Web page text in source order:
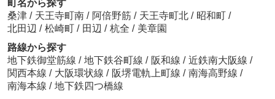
町名から探す
桑津 / 天王寺町南 / 阿倍野筋 / 天王寺町北 / 昭和町 /
北田辺 / 松崎町 / 田辺 / 杭全 / 美章園
路線から探す
地下鉄御堂筋線 / 地下鉄谷町線 / 阪和線 / 近鉄南大阪線 /
関西本線 / 大阪環状線 / 阪堺電軌上町線 / 南海高野線 /
南海本線 / 地下鉄四つ橋線